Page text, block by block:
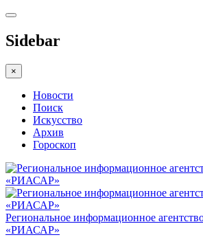
Sidebar
×
Новости
Поиск
Искусство
Архив
Гороскоп
Региональное информационное
«РИАСАР»